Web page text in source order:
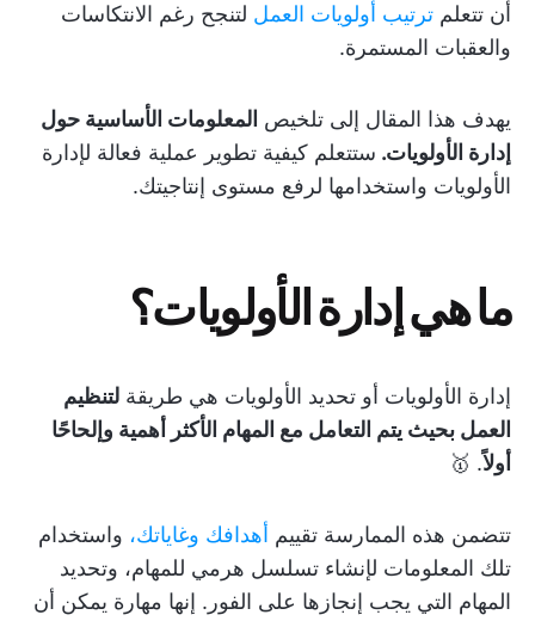
أن تتعلم ترتيب أولويات العمل لتنجح رغم الانتكاسات
والعقبات المستمرة.
يهدف هذا المقال إلى تلخيص المعلومات الأساسية حول
إدارة الأولويات. ستتعلم كيفية تطوير عملية فعالة لإدارة
الأولويات واستخدامها لرفع مستوى إنتاجيتك.
ما هي إدارة الأولويات؟
إدارة الأولويات أو تحديد الأولويات هي طريقة لتنظيم
العمل بحيث يتم التعامل مع المهام الأكثر أهمية وإلحاحًا
أولاً. 🥇
تتضمن هذه الممارسة تقييم أهدافك وغاياتك، واستخدام
تلك المعلومات لإنشاء تسلسل هرمي للمهام، وتحديد
المهام التي يجب إنجازها على الفور. إنها مهارة يمكن أن